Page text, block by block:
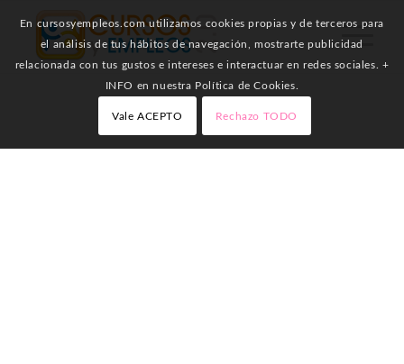
En cursosyempleos.com utilizamos cookies propias y de terceros para
el análisis de tus hábitos de navegación, mostrarte publicidad
relacionada con tus gustos e intereses e interactuar en redes sociales. +
INFO en nuestra Política de Cookies.
Vale ACEPTO Rechazo TODO